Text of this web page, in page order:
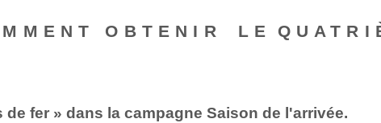
OBTENIR
fer » dans la campagne Saison de l'arrivée‌.